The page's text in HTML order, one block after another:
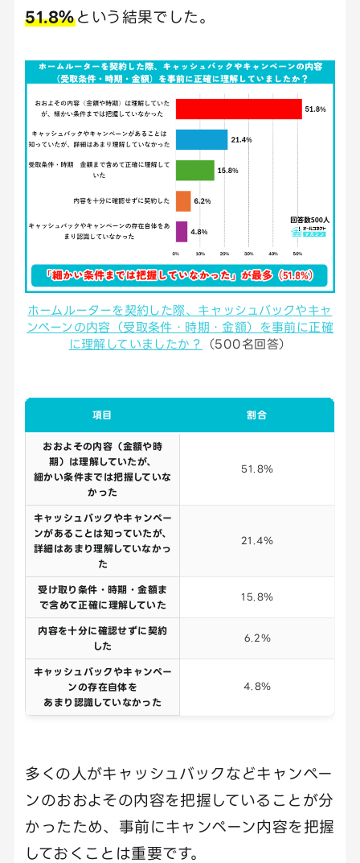
51.8％ という結果でした。
ホームルーターを契約した際、キャッシュバックやキャ
ンペーンの内容（受取条件・時期・金額）を事前に正確
に理解していましたか？
（500名回答）
項目 割合
おおよその内容（金額や時
期）は理解していたが、
細かい条件までは把握していな
かった
51.8％
キャッシュバックやキャンペー
ンがあることは知っていたが、
詳細はあまり理解していなかっ
た
21.4％
受け取り条件・時期・金額ま
で含めて正確に理解していた
15.8％
内容を十分に確認せずに契約
した
6.2％
キャッシュバックやキャンペー
ンの存在自体を
あまり認識していなかった
4.8％
多くの人がキャッシュバックなどキャンペー
ンのおおよその内容を把握していることが分
かったため、事前にキャンペーン内容を把握
しておくことは重要です。